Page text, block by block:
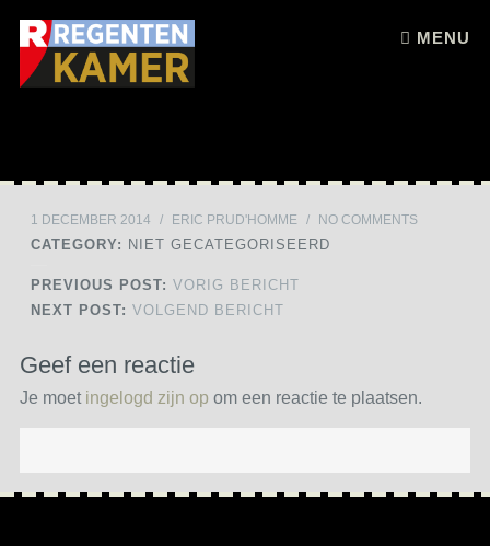
MENU
Skip to content
1 DECEMBER 2014 / ERIC PRUD'HOMME / NO COMMENTS
CATEGORY: NIET GECATEGORISEERD
PREVIOUS POST: VORIG BERICHT
NEXT POST: VOLGEND BERICHT
Geef een reactie
Je moet ingelogd zijn op om een reactie te plaatsen.